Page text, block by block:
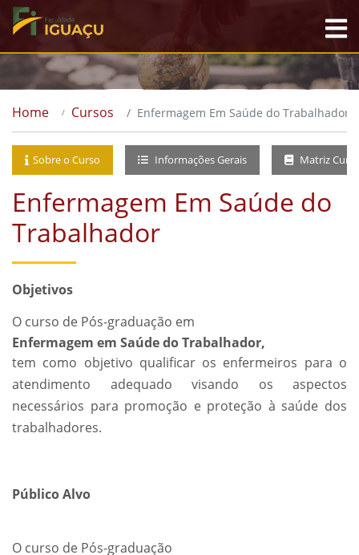
Home Cursos Enfermagem Em Saúde do Trabalhador
Sobre o Curso Informações Gerais Matriz
Enfermagem Em Saúde do
Trabalhador
Objetivos
O curso de Pós-graduação em
Enfermagem em Saúde do Trabalhador,
tem como objetivo qualificar os enfermeiros para o
atendimento adequado visando os aspectos
necessários para promoção e proteção à saúde dos
trabalhadores.
Público Alvo
O curso de Pós-graduação